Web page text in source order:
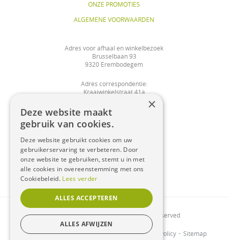
ONZE PROMOTIES
ALGEMENE VOORWAARDEN
Adres voor afhaal en winkelbezoek
Brusselbaan 93
9320 Erembodegem
Adres correspondentie:
Kraaiwinkelstraat 41a
shop@bloemendemaret.be
Tel:0475/225799
BTWNR: BE0761793755
REKNR: BE36 0018 9934 5781
© 2021 Bloemen Demaret. All Rights Reserved
Algemene voorwaarden Cookie Policy Privacy Policy Sitemap
×
Deze website maakt
gebruik van cookies.
Deze website gebruikt cookies om uw
gebruikerservaring te verbeteren. Door
onze website te gebruiken, stemt u in met
alle cookies in overeenstemming met ons
Cookiebeleid. Lees verder
ALLES ACCEPTEREN
ALLES AFWIJZEN